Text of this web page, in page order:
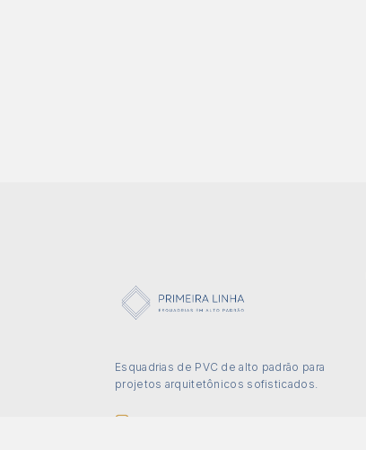
Esquadrias de PVC de alto padrão para
projetos arquitetônicos sofisticados.